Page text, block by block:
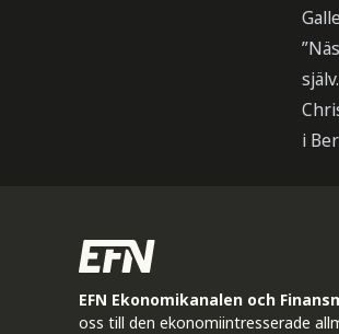
själv.
i
EFN Ekonomikanalen och
oss till den ekonomiintresserade